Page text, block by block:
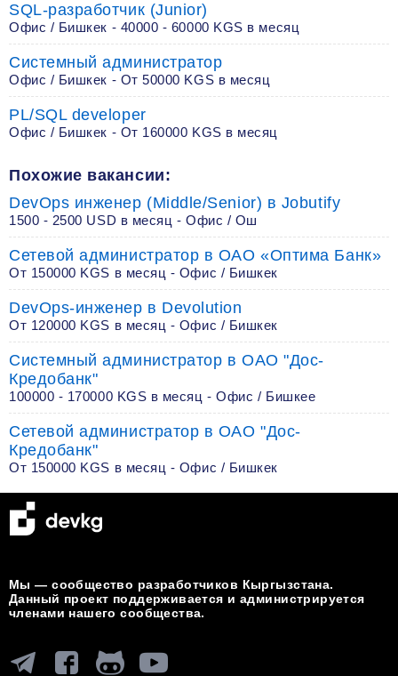
Похожие вакансии:
DevOps инженер (Middle/Senior) в Jobutify
1500 - 2500 USD в месяц - Офис / Ош
Сетевой администратор в ОАО «Оптима Банк»
От 150000 KGS в месяц - Офис / Бишкек
DevOps-инженер в Devolution
От 120000 KGS в месяц - Офис / Бишкек
Системный администратор в ОАО "Дос-
Кредобанк"
100000 - 170000 KGS в месяц - Офис / Бишкее
Сетевой администратор в ОАО "Дос-
Кредобанк"
От 150000 KGS в месяц - Офис / Бишкек
SQL-разработчик (Junior)
Офис / Бишкек - 40000 - 60000 KGS в месяц
Системный администратор
Офис / Бишкек - От 50000 KGS в месяц
PL/SQL developer
Офис / Бишкек - От 160000 KGS в месяц
Мы — сообщество разработчиков Кыргызстана.
Данный проект поддерживается и администрируется
членами нашего сообщества.